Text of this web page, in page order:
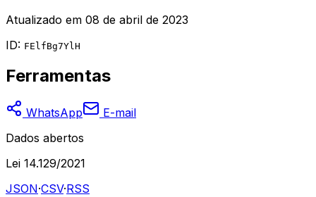
Atualizado em 08 de abril de 2023
ID: FElfBg7YlH
Ferramentas
WhatsApp
E-mail
Dados abertos
Lei 14.129/2021
JSON·CSV·RSS